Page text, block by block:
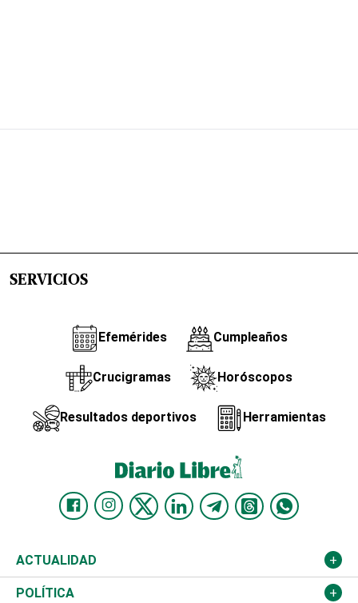
SERVICIOS
Efemérides Cumpleaños
Crucigramas Horóscopos
Resultados deportivos Herramientas
ACTUALIDAD
Nacional
POLÍTICA